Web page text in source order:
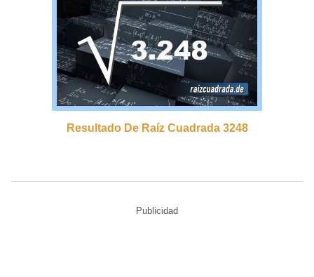
Resultado De Raíz Cuadrada 3248
Publicidad